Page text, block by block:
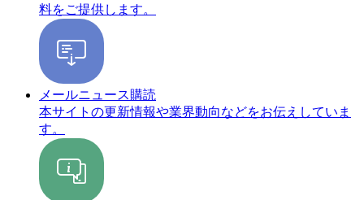
料をご提供します。
メールニュース購読
本サイトの更新情報や業界動向などをお伝えしていま
す。